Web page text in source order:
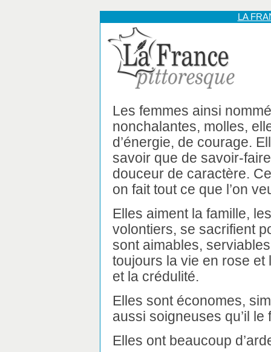
LA
Les femmes ainsi
nonchalantes, molles,
d’énergie, de courage.
savoir que de savoir-
douceur de caractère.
on fait tout ce que l’on
Elles aiment la famille,
volontiers, se sacrifient
sont aimables,
toujours la vie en rose
et la crédulité.
Elles sont économes,
aussi soigneuses qu’il le
Elles ont beaucoup